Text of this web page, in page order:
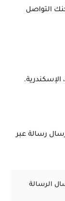
التواصل
رسالة عبر
الرسالة